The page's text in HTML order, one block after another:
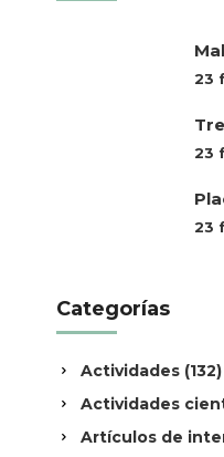
23
23
23
Categorías
Actividades (132)
Actividades
Artículos de